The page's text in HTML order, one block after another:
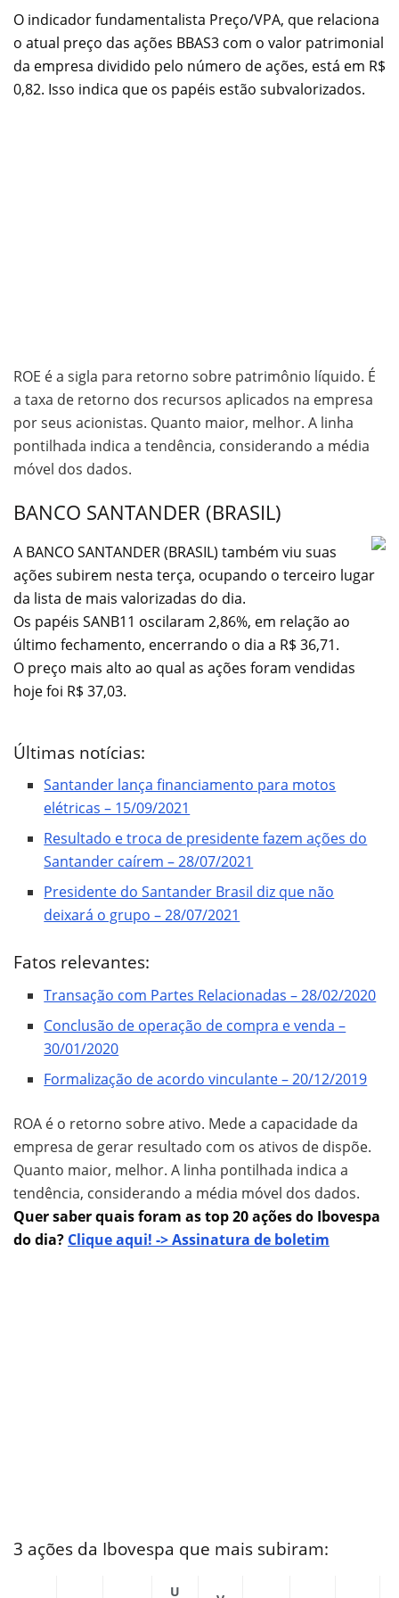
O indicador fundamentalista Preço/VPA, que relaciona
o atual preço das ações BBAS3 com o valor patrimonial
da empresa dividido pelo número de ações, está em R$
0,82. Isso indica que os papéis estão subvalorizados.
ROE é a sigla para retorno sobre patrimônio líquido. É
a taxa de retorno dos recursos aplicados na empresa
por seus acionistas. Quanto maior, melhor. A linha
pontilhada indica a tendência, considerando a média
móvel dos dados.
BANCO SANTANDER (BRASIL)
A BANCO SANTANDER (BRASIL) também viu suas
ações subirem nesta terça, ocupando o terceiro lugar
da lista de mais valorizadas do dia.
Os papéis SANB11 oscilaram 2,86%, em relação ao
último fechamento, encerrando o dia a R$ 36,71.
O preço mais alto ao qual as ações foram vendidas
hoje foi R$ 37,03.
Últimas notícias:
Santander lança financiamento para motos
elétricas – 15/09/2021
Resultado e troca de presidente fazem ações do
Santander caírem – 28/07/2021
Presidente do Santander Brasil diz que não
deixará o grupo – 28/07/2021
Fatos relevantes:
Transação com Partes Relacionadas – 28/02/2020
Conclusão de operação de compra e venda –
30/01/2020
Formalização de acordo vinculante – 20/12/2019
ROA é o retorno sobre ativo. Mede a capacidade da
empresa de gerar resultado com os ativos de dispõe.
Quanto maior, melhor. A linha pontilhada indica a
tendência, considerando a média móvel dos dados.
Quer saber quais foram as top 20 ações do Ibovespa
do dia? Clique aqui! -> Assinatura de boletim
3 ações da Ibovespa que mais subiram:
U